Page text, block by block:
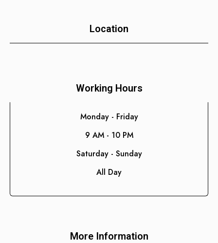
Recursos Humanos
Construcción
Consultoría de Gestión
Manufactura y Producción
Comunicación y Entretenimiento
Energía y Servicios Públicos
Location
Working Hours
Monday - Friday
9 AM - 10 PM
Saturday - Sunday
All Day
More Information